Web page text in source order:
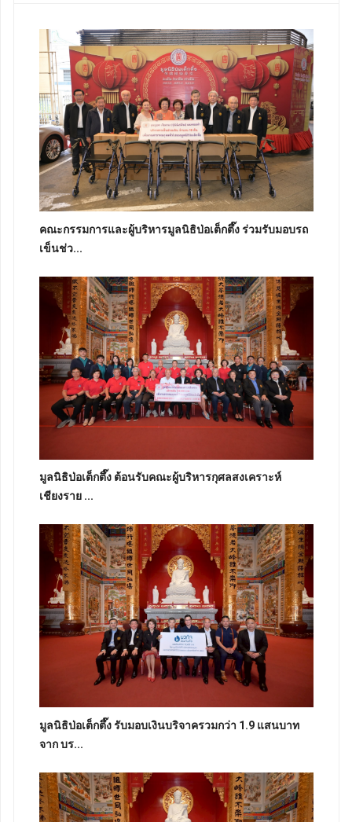
คณะกรรมการและผู้บริหารมูลนิธิป่อเต็กตึ๊ง ร่วมรับมอบรถ
เข็นช่ว...
มูลนิธิป่อเต็กตึ๊ง ต้อนรับคณะผู้บริหารกุศลสงเคราะห์
เชียงราย ...
มูลนิธิป่อเต็กตึ๊ง รับมอบเงินบริจาครวมกว่า 1.9 แสนบาท
จาก บร...